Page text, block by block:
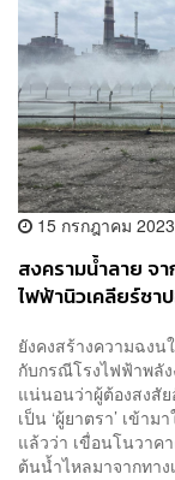
15 กรกฎาคม 2023
สงครามน้ำลาย จ
ไฟฟ้านิวเคลียร์ซา
ยังคงสร้างความฉง
กับกรณีโรงไฟฟ้าพลั
แน่นอนว่าผู้ต้องสงสั
เป็น ‘ผู้ยาตรา’ เข้
แล้วว่า เขื่อนโนวาค
ต้นน้ำไหลมาจากทาง